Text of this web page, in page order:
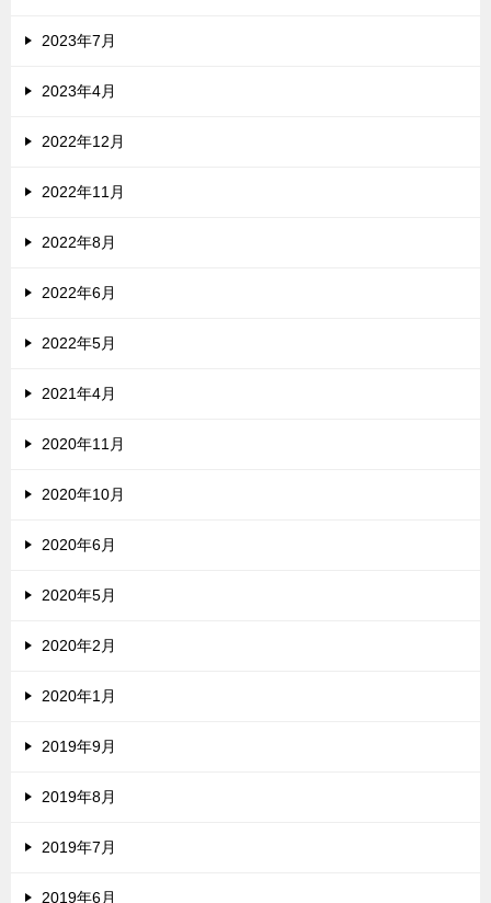
2023年7月
2023年4月
2022年12月
2022年11月
2022年8月
2022年6月
2022年5月
2021年4月
2020年11月
2020年10月
2020年6月
2020年5月
2020年2月
2020年1月
2019年9月
2019年8月
2019年7月
2019年6月